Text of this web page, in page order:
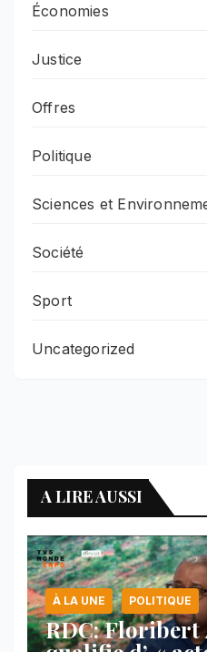
Économies
Justice
Offres
Politique
Sciences et
Société
Sport
Uncategorized
A LIRE AUSSI
À LA UNE POLITIQUE
RDC: Floribert